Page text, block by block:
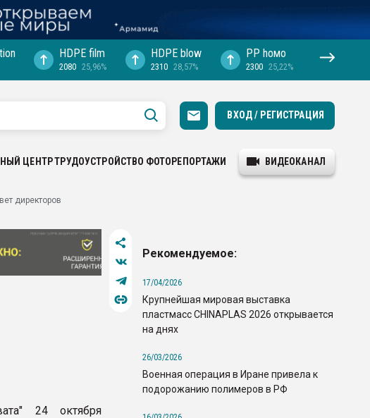
HDPE film
2080 25,96%
HDPE blow
2310 28,57%
PP hомо
2300 25,22%
ВХОД / РЕГИСТРАЦИЯ
ЦЕНТРТРУДОУСТРОЙСТВО ФОТОРЕПОРТАЖИ ВИДЕОКАНАЛ
директоров
24 октября
Рекомендуемое:
17/04/2026
Крупнейшая мировая выставка
пластмасс CHINAPLAS 2026 открывается
на днях
26/03/2026
Военная операция в Иране привела к
подорожанию полимеров в РФ